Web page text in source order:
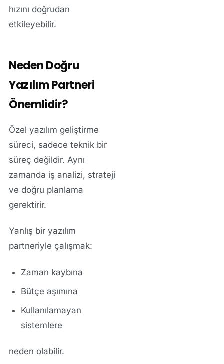
hızını doğrudan
etkileyebilir.
Neden Doğru
Yazılım Partneri
Önemlidir?
Özel yazılım geliştirme
süreci, sadece teknik bir
süreç değildir. Aynı
zamanda iş analizi, strateji
ve doğru planlama
gerektirir.
Yanlış bir yazılım
partneriyle çalışmak:
Zaman kaybına
Bütçe aşımına
Kullanılamayan
sistemlere
neden olabilir.